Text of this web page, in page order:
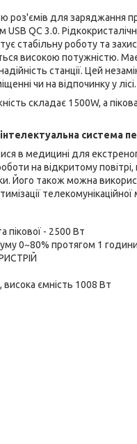
роз'ємів для заряджання
QC 3.0.
стабільну роботу та
високою потужністю.
станції. Цей
чи на відпочинку у лісі.
складає 1500W, а
система
в медицині для
на відкритому
Його також можна
пікової - 2500 Вт
0~80% протягом 1 години
ємність 1008 Вт